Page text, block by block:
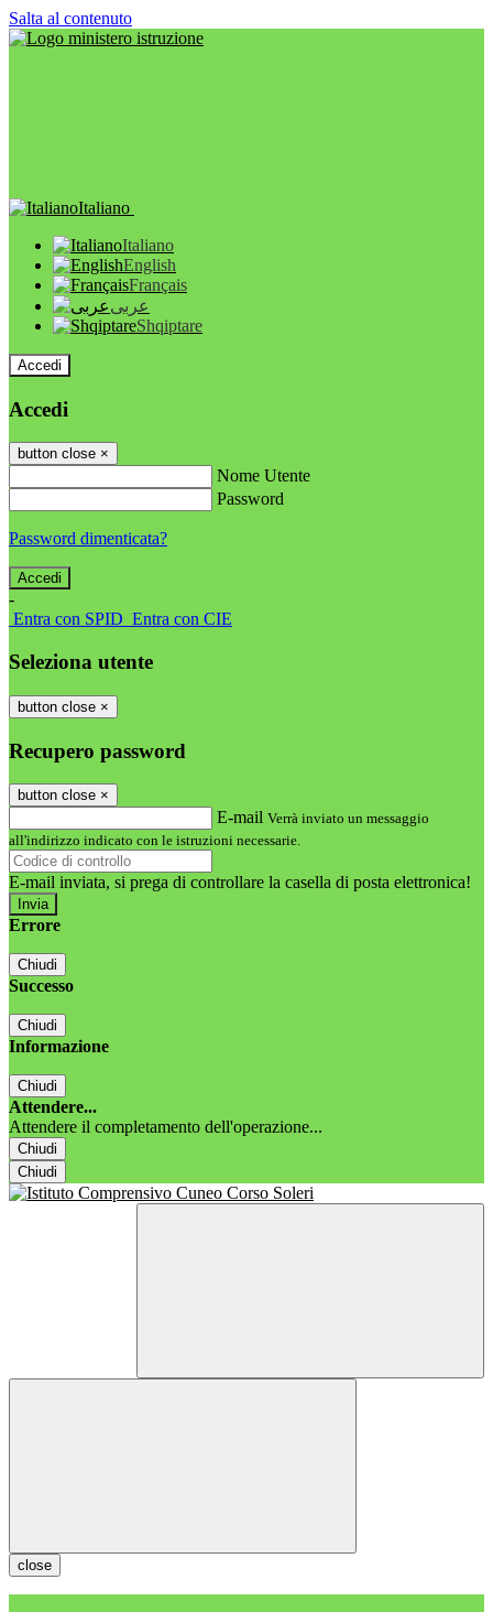
Salta al contenuto
Italiano
Italiano
English
Français
عربى
Shqiptare
Accedi
Accedi
button close ×
Nome Utente
Password
Password dimenticata?
-
Entra con SPID Entra con CIE
Seleziona utente
button close ×
Recupero password
button close ×
E-mail Verrà inviato un messaggio
all'indirizzo indicato con le istruzioni necessarie.
E-mail inviata, si prega di controllare la casella di posta elettronica!
Errore
Chiudi
Successo
Chiudi
Informazione
Chiudi
Attendere...
Attendere il completamento dell'operazione...
Chiudi
Chiudi
close